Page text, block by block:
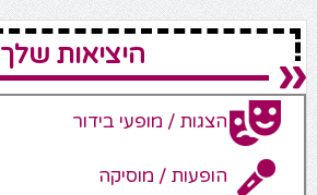
היציאות שלך
הצגות / מופעי בידור
הופעות / מוסיקה